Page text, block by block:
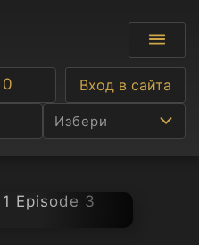
Избери
Ф
0 Вход в сайта